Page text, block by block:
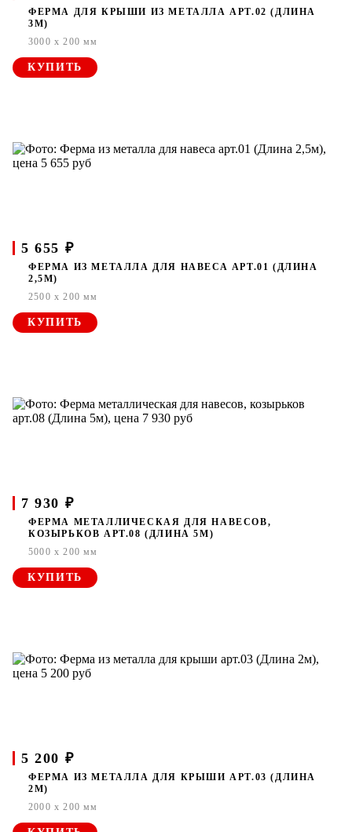
ФЕРМА ДЛЯ КРЫШИ ИЗ МЕТАЛЛА АРТ.02 (ДЛИНА
3М)
3000 x 200 мм
КУПИТЬ
5 655 ₽
ФЕРМА ИЗ МЕТАЛЛА ДЛЯ НАВЕСА АРТ.01 (ДЛИНА
2,5М)
2500 x 200 мм
КУПИТЬ
7 930 ₽
ФЕРМА МЕТАЛЛИЧЕСКАЯ ДЛЯ НАВЕСОВ,
КОЗЫРЬКОВ АРТ.08 (ДЛИНА 5М)
5000 x 200 мм
КУПИТЬ
5 200 ₽
ФЕРМА ИЗ МЕТАЛЛА ДЛЯ КРЫШИ АРТ.03 (ДЛИНА
2М)
2000 x 200 мм